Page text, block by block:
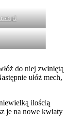
do niej zwiniętą
ułóż mech,
ilością
je na nowe kwiaty